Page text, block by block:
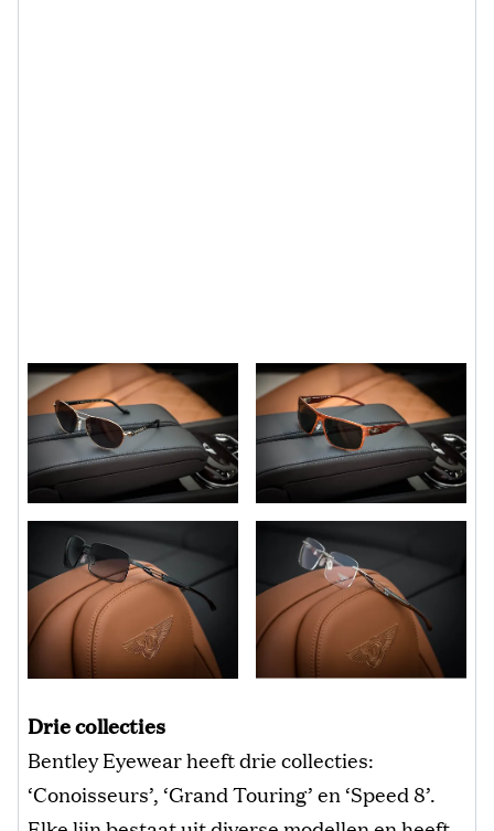
Drie collecties
Bentley Eyewear heeft drie collecties:
‘Conoisseurs’, ‘Grand Touring’ en ‘Speed 8’.